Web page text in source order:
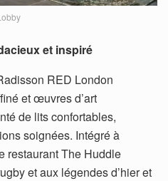
et inspiré
RED London
et œuvres d’art
de lits confortables,
soignées. Intégré à
restaurant The Huddle
et aux légendes d’hier et